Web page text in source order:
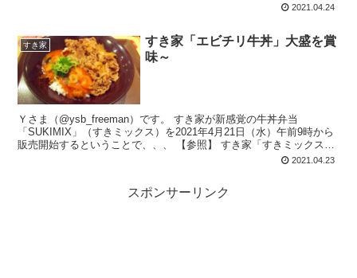
2021.04.24
すき家
すき家「エビチリ牛丼」大盛を賞
味～
Ｙさま（@ysb_freeman）です。 すき家が新感覚の牛丼弁当
「SUKIMIX」（すきミックス）を2021年4月21日（水）午前9時から
販売開始するということで、、、 【参照】 すき家「すきミックス
2021.04.23
スポンサーリンク